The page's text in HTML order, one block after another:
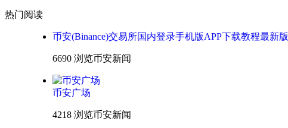
热门阅读
币安(Binance)交易所国内登录手机版APP下载教程最新版
6690 浏览币安新闻
币安广场
4218 浏览币安新闻